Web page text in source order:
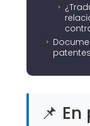
5
5
patentes
📌